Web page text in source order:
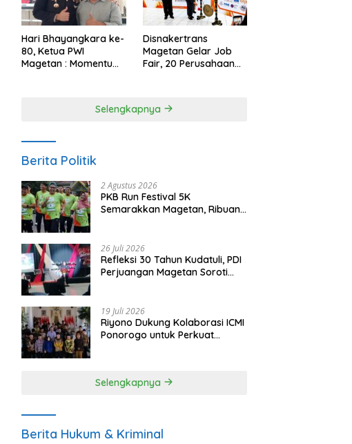
Hari Bhayangkara ke-
80, Ketua PWI
Magetan : Momentum
Disnakertrans
Magetan Gelar Job
Fair, 20 Perusahaan
Selengkapnya
Berita Politik
2 Agustus 2026
PKB Run Festival 5K
Semarakkan Magetan, Ribuan
26 Juli 2026
Refleksi 30 Tahun Kudatuli, PDI
Perjuangan Magetan Soroti
19 Juli 2026
Riyono Dukung Kolaborasi ICMI
Ponorogo untuk Perkuat
Selengkapnya
Berita Hukum & Kriminal